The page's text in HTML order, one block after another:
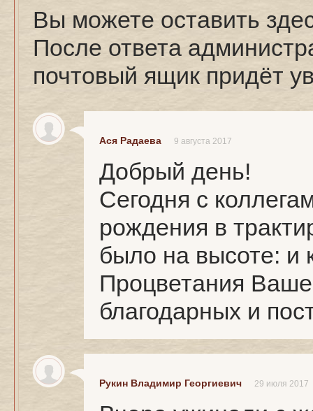
Вы можете оставить
После ответа
почтовый ящик придёт
Ася Радаева 9 августа 2017
Добрый день!
Сегодня с
рождения в
было на высоте: и
Процветания
благодарных и
Рукин Владимир Георгиевич 29 июля 2017